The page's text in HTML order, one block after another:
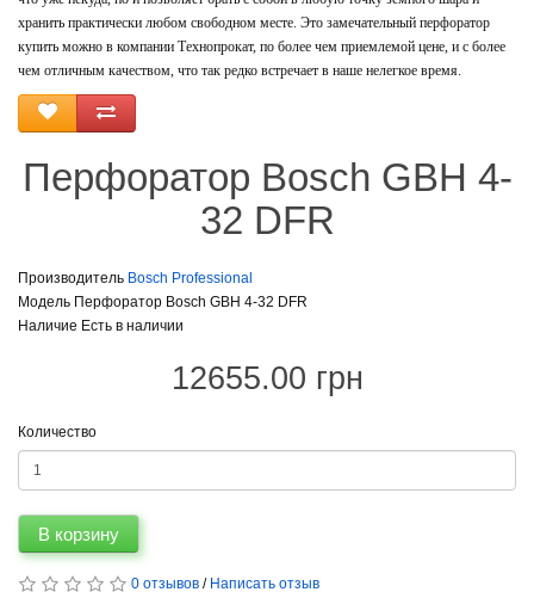
хранить практически любом свободном месте. Это замечательный перфоратор
купить можно в компании Технопрокат, по более чем приемлемой цене, и с более
чем отличным качеством, что так редко встречает в наше нелегкое время.
Перфоратор Bosch GBH 4-
32 DFR
Производитель Bosch Professional
Модель Перфоратор Bosch GBH 4-32 DFR
Наличие Есть в наличии
12655.00 грн
Количество
В корзину
0 отзывов / Написать отзыв